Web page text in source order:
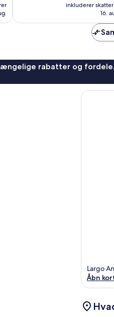
anmeldelser
inkluderer
16.
rabatter og
Largo
Åbn